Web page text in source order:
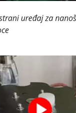
uređaj za